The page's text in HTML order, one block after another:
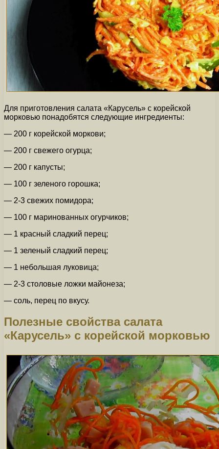
Для приготовления салата «Карусель» с корейской
морковью понадобятся следующие ингредиенты:
— 200 г корейской моркови;
— 200 г свежего огурца;
— 200 г капусты;
— 100 г зеленого горошка;
— 2-3 свежих помидора;
— 100 г маринованных огурчиков;
— 1 красный сладкий перец;
— 1 зеленый сладкий перец;
— 1 небольшая луковица;
— 2-3 столовые ложки майонеза;
— соль, перец по вкусу.
Полезные свойства салата
«Карусель» с корейской морковью